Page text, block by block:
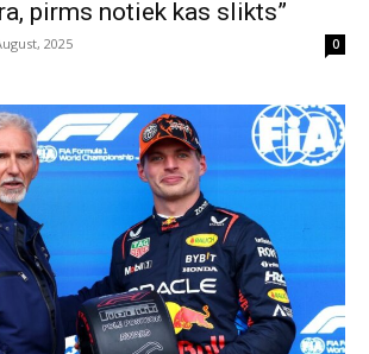
pirms notiek kas slikts”
2025 0